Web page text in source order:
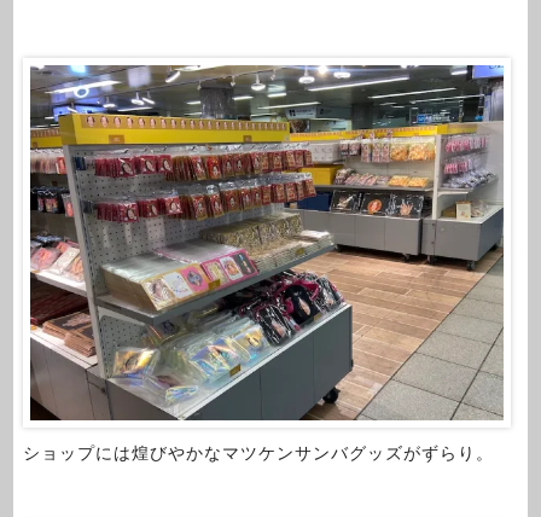
ショップには煌びやかなマツケンサンバグッズがずらり。